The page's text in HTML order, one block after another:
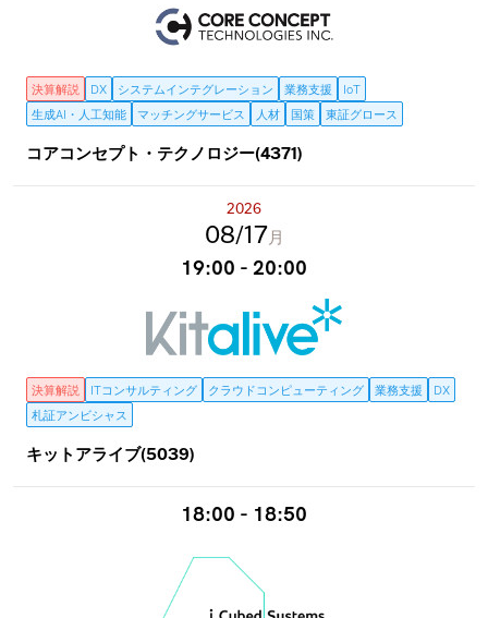
決算解説 DX システムインテグレーション 業務支援
IoT
生成AI・人工知能
マッチングサービス 人材 国策 東証グロース
コアコンセプト・テクノロジー(4371)
2026
08 17月
19:00 - 20:00
決算解説 ITコンサルティング クラウドコンピューティング 業務支援
DX
札証アンビシャス
キットアライブ(5039)
18:00 - 18:50